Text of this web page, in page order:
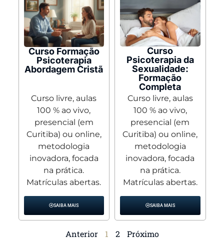
Curso Formação
Psicoterapia
Abordagem Cristã
Curso livre, aulas
100 % ao vivo,
presencial (em
Curitiba) ou online,
metodologia
inovadora, focada
na prática.
Matrículas abertas.
SAIBA MAIS
Curso
Psicoterapia da
Sexualidade:
Formação
Completa
Curso livre, aulas
100 % ao vivo,
presencial (em
Curitiba) ou online,
metodologia
inovadora, focada
na prática.
Matrículas abertas.
SAIBA MAIS
Anterior 1 2 Próximo